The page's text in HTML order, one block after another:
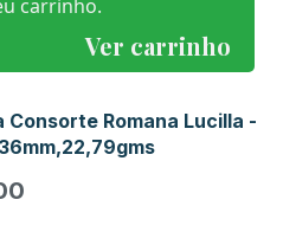
Ver carrinho
carrinho.
Consorte Romana Lucilla -